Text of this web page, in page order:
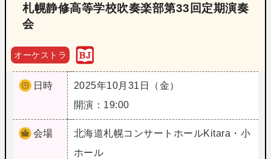
札幌静修高等学校吹奏楽部第33回定期演奏
会
オーケストラ
日時
2025年10月31日（金）
開演：19:00
会場 北海道札幌コンサートホールKitara・小
ホール